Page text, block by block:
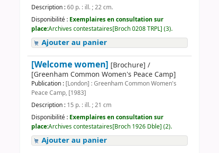
Description :60 p. : ill. ; 22 cm.
Disponibilité : Exemplaires en consultation sur
place:Archives contestataires[Broch 0208 TRPL] (3).
Ajouter au panier
[Welcome women] [Brochure] /
[Greenham Common Women's Peace Camp]
Publication : [London] : Greenham Common Women's
Peace Camp, [1983]
Description : 15 p. : ill. ; 21 cm
Disponibilité : Exemplaires en consultation sur
place:Archives contestataires[Broch 1926 Dble] (2).
Ajouter au panier